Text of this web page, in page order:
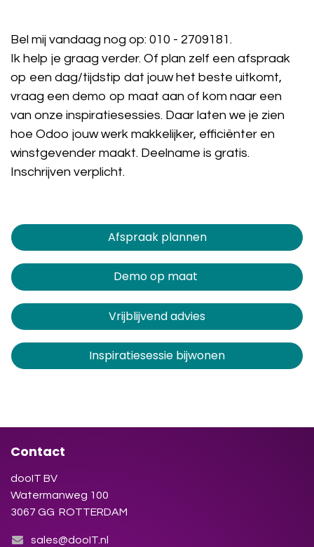
Bel mij vandaag nog op: 010 - 2709181 .
Ik help je graag verder. Of plan zelf een afspraak
op een dag/tijdstip dat jouw het beste uitkomt,
vraag een demo op maat aan of kom naar een
van onze inspiratiesessies. Daar laten we je zien
hoe Odoo jouw werk makkelijker, efficiënter en
winstgevender maakt. Deelname is gratis.
Inschrijven verplicht.
Afspraak plannen​​​​
Demo op maat
Vrijblijvend advies
Inspiratiesessie bijwonen
Contact
dooIT BV
Watermanweg 100
3067 GG ROTTERDAM
sales@dooIT.nl